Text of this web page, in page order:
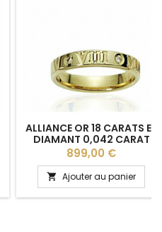
ALLIANCE OR 18 CARATS ET
DIAMANT 0,042 CARAT
LUCIEN PFERTZEL
"ROMAINE" 4 MM
PERSONNALISABLE
Prix
899,00 €
 Ajouter au panier